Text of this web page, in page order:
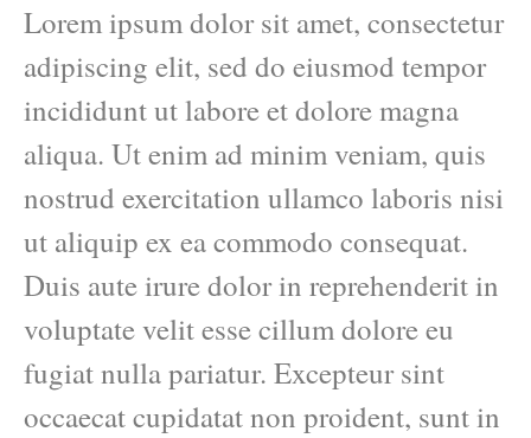
Lorem ipsum dolor sit amet, consectetur
adipiscing elit, sed do eiusmod tempor
incididunt ut labore et dolore magna
aliqua. Ut enim ad minim veniam, quis
nostrud exercitation ullamco laboris nisi
ut aliquip ex ea commodo consequat.
Duis aute irure dolor in reprehenderit in
voluptate velit esse cillum dolore eu
fugiat nulla pariatur. Excepteur sint
occaecat cupidatat non proident, sunt in